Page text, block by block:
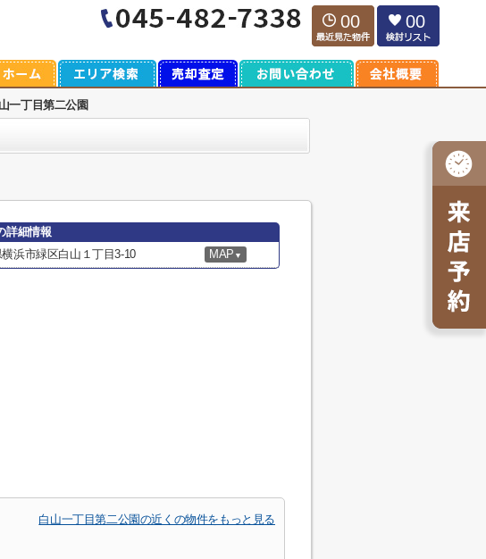
00 00
一丁目第二公園
詳細情報
浜市緑区白山１丁目3-10 MAP ▼
白山一丁目第二公園の近くの物件をもっと見る